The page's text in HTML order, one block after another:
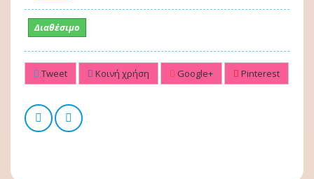
Διαθέσιμο
Tweet Κοινή χρήση Google+ Pinterest